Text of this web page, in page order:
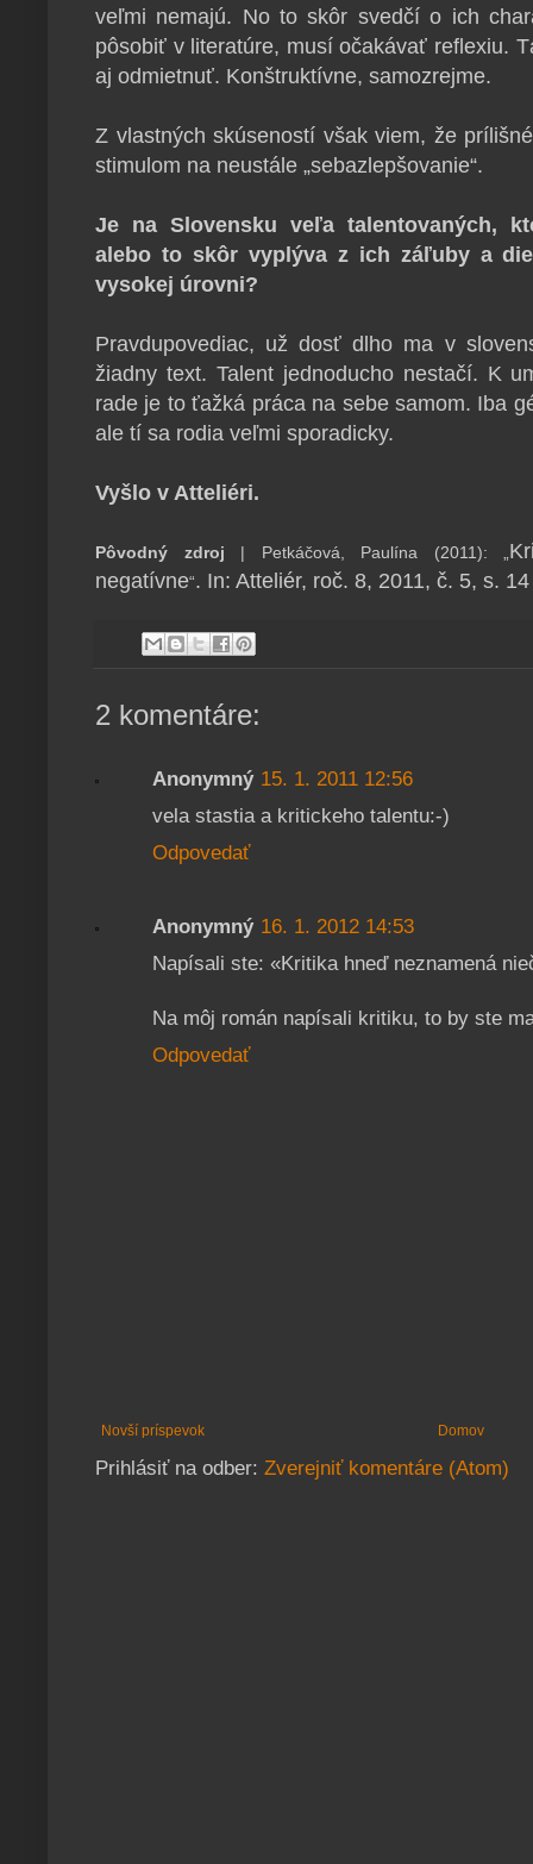
veľmi nemajú. No to skôr svedčí o ich
pôsobiť v literatúre, musí očakávať reflexiu.
aj odmietnuť. Konštruktívne, samozrejme.
Z vlastných skúseností však viem, že
stimulom na neustále „sebazlepšovanie“.
Je na Slovensku veľa talentovaných,
alebo to skôr vyplýva z ich záľuby a
vysokej úrovni?
Pravdupovediac, už dosť dlho ma v
žiadny text. Talent jednoducho nestačí. K
rade je to ťažká práca na sebe samom. Iba
ale tí sa rodia veľmi sporadicky.
Vyšlo v Atteliéri.
Pôvodný zdroj | Petkáčová, Paulína (2011):
negatívne“. In: Atteliér, roč. 8, 2011, č. 5, s. 14
2 komentáre:
Anonymný 15. 1. 2011 12:56
vela stastia a kritickeho talentu:-)
Odpovedať
Anonymný 16. 1. 2012 14:53
Napísali ste: «Kritika hneď neznamená
Na môj román napísali kritiku, to by ste
Odpovedať
Novší príspevok Domov
Prihlásiť na odber: Zverejniť komentáre (Atom)